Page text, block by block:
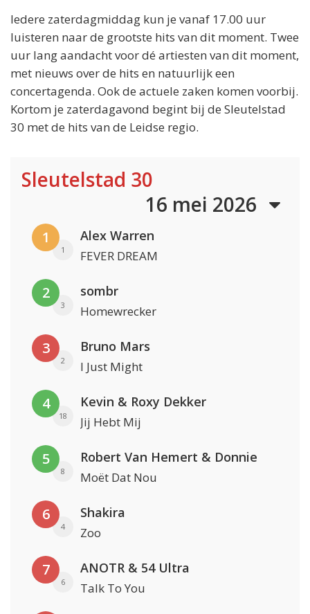
Iedere zaterdagmiddag kun je vanaf 17.00 uur
luisteren naar de grootste hits van dit moment. Twee
uur lang aandacht voor dé artiesten van dit moment,
met nieuws over de hits en natuurlijk een
concertagenda. Ook de actuele zaken komen voorbij.
Kortom je zaterdagavond begint bij de Sleutelstad
30 met de hits van de Leidse regio.
Sleutelstad 30
16 mei 2026
1
1
Alex Warren
FEVER DREAM
2
3
sombr
Homewrecker
3
2
Bruno Mars
I Just Might
4
18
Kevin & Roxy Dekker
Jij Hebt Mij
5
8
Robert Van Hemert & Donnie
Moët Dat Nou
6
4
Shakira
Zoo
7
6
ANOTR & 54 Ultra
Talk To You